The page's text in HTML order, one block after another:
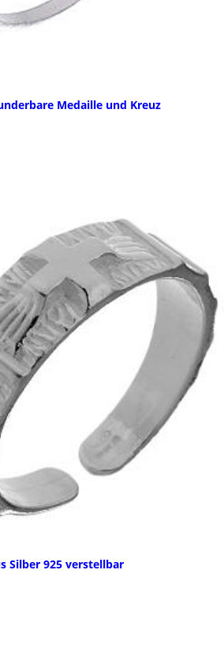
Medaille und Kreuz
Silber 925 verstellbar